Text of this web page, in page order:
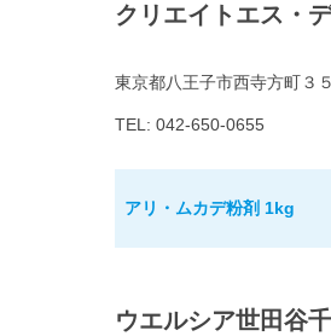
クリエイトエス・
東京都八王子市西寺方町３
TEL: 042-650-0655
アリ・ムカデ粉剤 1kg
ウエルシア世田谷